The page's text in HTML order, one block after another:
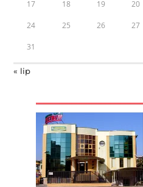
17 18 19 20
24 25 26 27
31
« lip